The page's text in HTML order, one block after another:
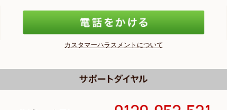
カスタマーハラスメントについて